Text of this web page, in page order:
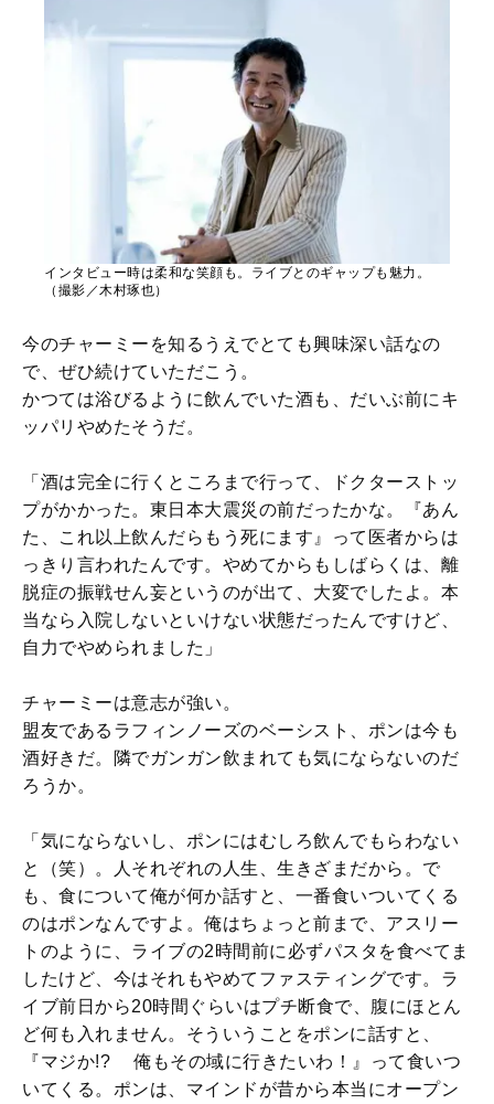
インタビュー時は柔和な笑顔も。ライブとのギャップも魅力。
（撮影／木村琢也）
今のチャーミーを知るうえでとても興味深い話なの
で、ぜひ続けていただこう。
かつては浴びるように飲んでいた酒も、だいぶ前にキ
ッパリやめたそうだ。
「酒は完全に行くところまで行って、ドクターストッ
プがかかった。東日本大震災の前だったかな。『あん
た、これ以上飲んだらもう死にます』って医者からは
っきり言われたんです。やめてからもしばらくは、離
脱症の振戦せん妄というのが出て、大変でしたよ。本
当なら入院しないといけない状態だったんですけど、
自力でやめられました」
チャーミーは意志が強い。
盟友であるラフィンノーズのベーシスト、ポンは今も
酒好きだ。隣でガンガン飲まれても気にならないのだ
ろうか。
「気にならないし、ポンにはむしろ飲んでもらわない
と（笑）。人それぞれの人生、生きざまだから。で
も、食について俺が何か話すと、一番食いついてくる
のはポンなんですよ。俺はちょっと前まで、アスリー
トのように、ライブの2時間前に必ずパスタを食べてま
したけど、今はそれもやめてファスティングです。ラ
イブ前日から20時間ぐらいはプチ断食で、腹にほとん
ど何も入れません。そういうことをポンに話すと、
『マジか!? 俺もその域に行きたいわ！』って食いつ
いてくる。ポンは、マインドが昔から本当にオープン